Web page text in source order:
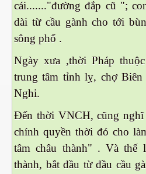
cái......."đường đắp cũ ";
dài từ cầu gành cho tới
sông phố .
Ngày xưa ,thời Pháp
trung tâm tỉnh lỵ, chợ
Nghi.
Đến thời VNCH, cũng
chính quyền thời đó cho
tâm châu thành" . Và thế
thành, bắt đầu từ đầu cầu